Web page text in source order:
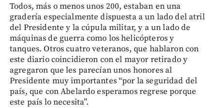
Todos, más o menos unos 200, estaban en una
gradería especialmente dispuesta a un lado del atril
del Presidente y la cúpula militar, y a un lado de
máquinas de guerra como los helicópteros y
tanques. Otros cuatro veteranos, que hablaron con
este diario coincidieron con el mayor retirado y
agregaron que les parecían unos honores al
Presidente muy importantes “por la seguridad del
país, que con Abelardo esperamos regrese porque
este país lo necesita”.